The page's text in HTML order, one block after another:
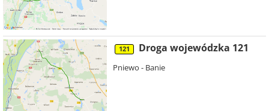
121 Droga wojewódzka 121
Pniewo - Banie